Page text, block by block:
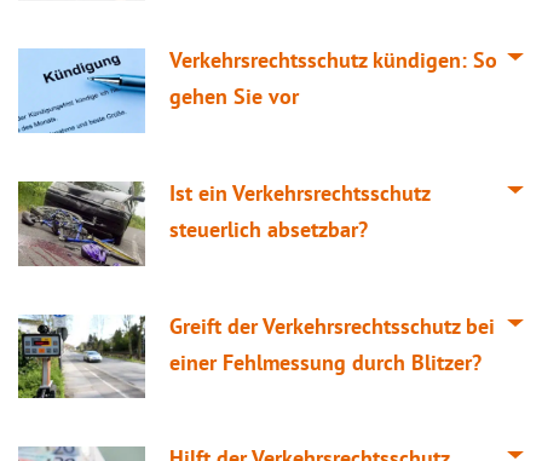
Verkehrsrechtsschutz kündigen: So
gehen Sie vor
Ist ein Verkehrsrechtsschutz
steuerlich absetzbar?
Greift der Verkehrsrechtsschutz bei
einer Fehlmessung durch Blitzer?